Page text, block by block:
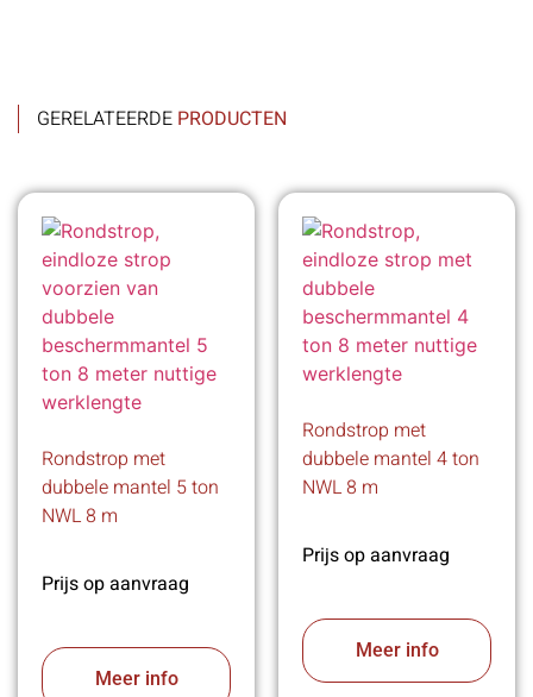
GERELATEERDE PRODUCTEN
Rondstrop met
dubbele mantel 5 ton
NWL 8 m
Prijs op aanvraag
Meer info
Rondstrop met
dubbele mantel 4 ton
NWL 8 m
Prijs op aanvraag
Meer info